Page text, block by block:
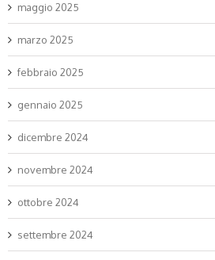
maggio 2025
marzo 2025
febbraio 2025
gennaio 2025
dicembre 2024
novembre 2024
ottobre 2024
settembre 2024